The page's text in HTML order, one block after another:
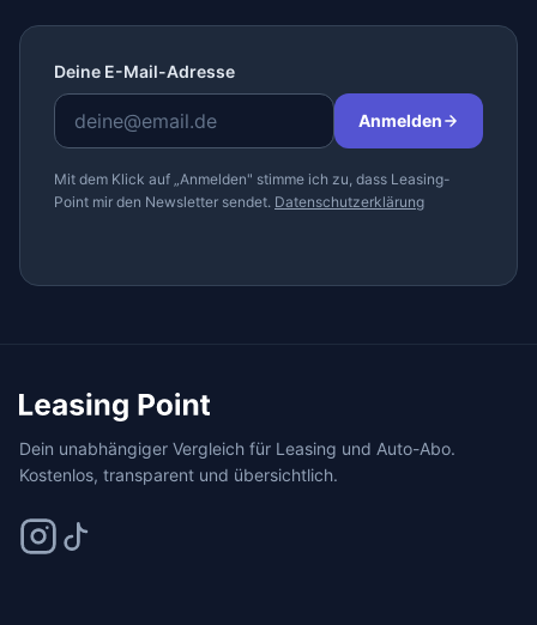
Deine E-Mail-Adresse
Anmelden
Mit dem Klick auf „Anmelden" stimme ich zu, dass Leasing-
Point mir den Newsletter sendet. Datenschutzerklärung
Dein unabhängiger Vergleich für Leasing und Auto-Abo.
Kostenlos, transparent und übersichtlich.